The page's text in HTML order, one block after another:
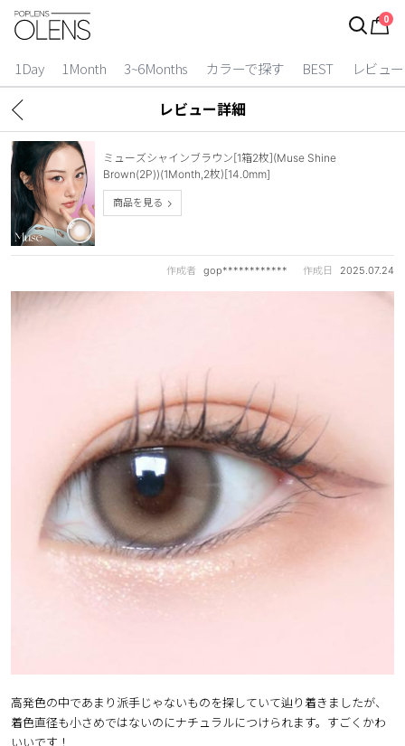
0
1Day 1Month 3~6Months カラーで探す BEST レビュー
ログイン
カラコン比較
今月限定特典
ベスト
カラコン
装着期間
1 Day
2 Weeks
チョコ
グレー
ブラック
ヘーゼル
グリーン
ブルー
ピンク
透明
乱視用
ハロウィンカラコン
EYEしてる
レビュー詳細
ミューズシャインブラウン[1箱2枚](Muse Shine
Brown(2P))(1Month,2枚)[14.0mm]
商品を見る
作成者 gop************ 作成日 2025.07.24
高発色の中であまり派手じゃないものを探していて辿り着きましたが、
着色直径も小さめではないのにナチュラルにつけられます。すごくかわ
いいです！